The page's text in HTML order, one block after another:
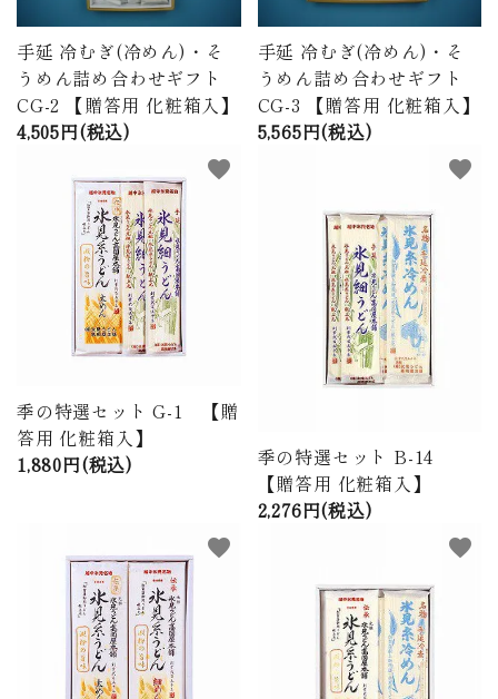
手延 冷むぎ(冷めん)・そ
うめん詰め合わせギフト
CG-2 【贈答用 化粧箱入】
4,505円(税込)
手延 冷むぎ(冷めん)・そ
うめん詰め合わせギフト
CG-3 【贈答用 化粧箱入】
5,565円(税込)
季の特選セット G-1 【贈
答用 化粧箱入】
1,880円(税込)
favorite
季の特選セット B-14
【贈答用 化粧箱入】
2,276円(税込)
favorite
favorite favorite